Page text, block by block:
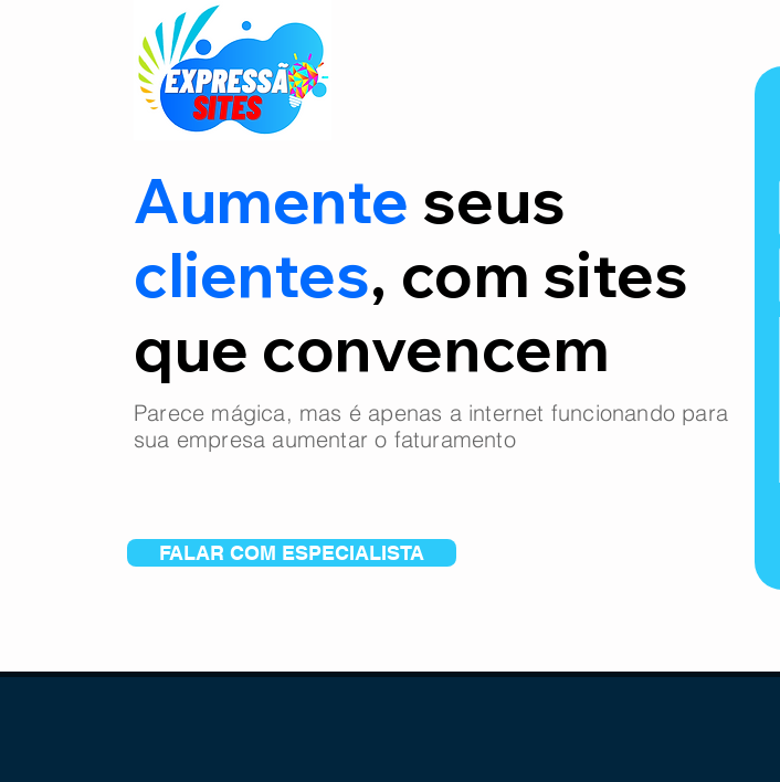
Aumente seus
clientes, com sites
que convencem
Parece mágica, mas é apenas a internet funcionando para
sua empresa aumentar o faturamento
FALAR COM ESPECIALISTA